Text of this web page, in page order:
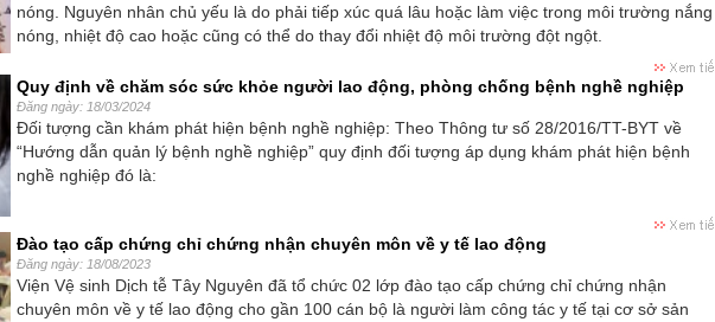
nóng. Nguyên nhân chủ yếu là do phải tiếp xúc quá lâu hoặc làm việc trong môi trường nắng
nóng, nhiệt độ cao hoặc cũng có thể do thay đổi nhiệt độ môi trường đột ngột.
Quy định về chăm sóc sức khỏe người lao động, phòng chống bệnh nghề nghiệp
Đăng ngày: 18/03/2024
Đối tượng cần khám phát hiện bệnh nghề nghiệp: Theo Thông tư số 28/2016/TT-BYT về
“Hướng dẫn quản lý bệnh nghề nghiệp” quy định đối tượng áp dụng khám phát hiện bệnh
nghề nghiệp đó là:
Đào tạo cấp chứng chỉ chứng nhận chuyên môn về y tế lao động
Đăng ngày: 18/08/2023
Viện Vệ sinh Dịch tễ Tây Nguyên đã tổ chức 02 lớp đào tạo cấp chứng chỉ chứng nhận
chuyên môn về y tế lao động cho gần 100 cán bộ là người làm công tác y tế tại cơ sở sản